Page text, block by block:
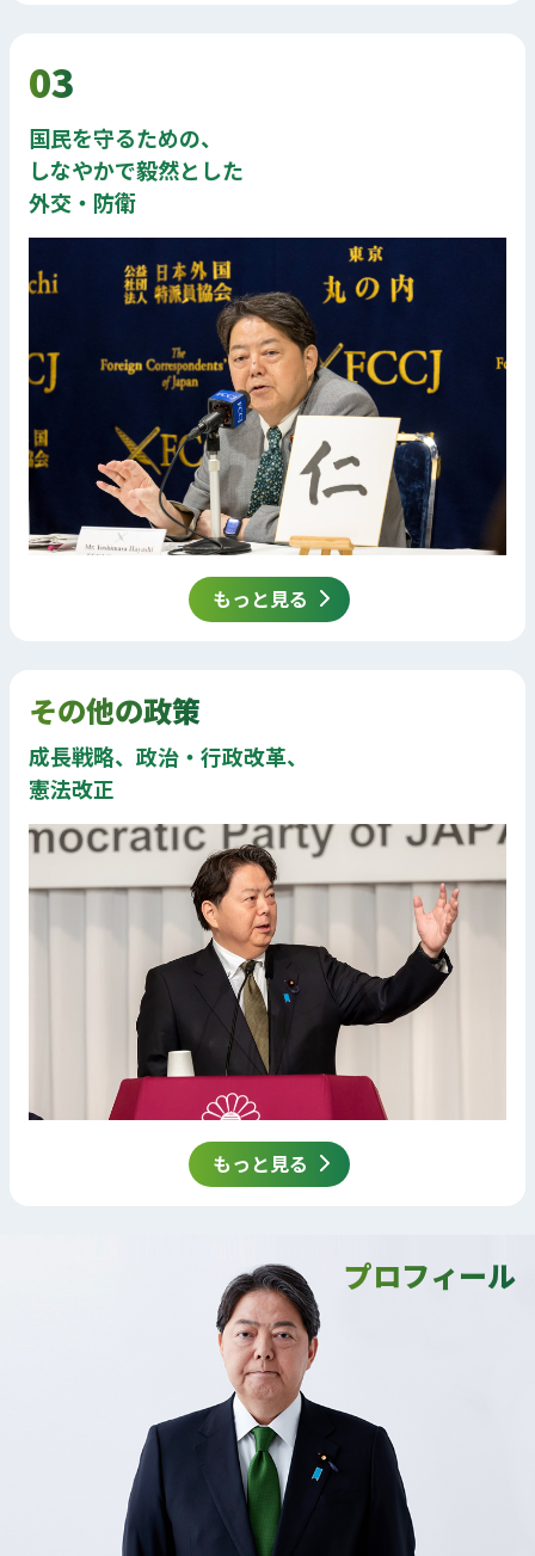
03
国民を守るための、
しなやかで毅然とした
外交・防衛
もっと見る
その他の政策
成長戦略、政治・行政改革、
憲法改正
もっと見る
プロフィール